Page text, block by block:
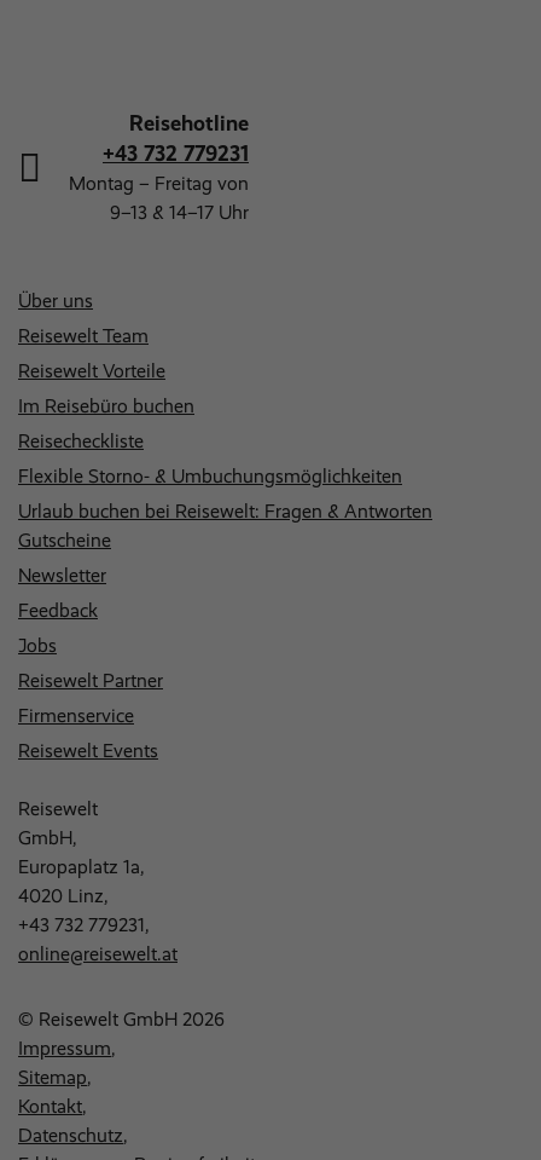
Über uns
Reisewelt Team
Reisewelt Vorteile
Im Reisebüro buchen
Reisecheckliste
Flexible Storno- & Umbuchungsmöglichkeiten
Urlaub buchen bei Reisewelt: Fragen & Antworten
Gutscheine
Newsletter
Feedback
Jobs
Reisewelt Partner
Firmenservice
Reisewelt Events
Reisehotline
+43 732 779231
Montag – Freitag von
9–13 & 14–17 Uhr
Reisewelt
GmbH,
Europaplatz 1a,
4020 Linz,
+43 732 779231,
online@reisewelt.at
© Reisewelt GmbH 2026
Impressum
Sitemap
Kontakt
Datenschutz